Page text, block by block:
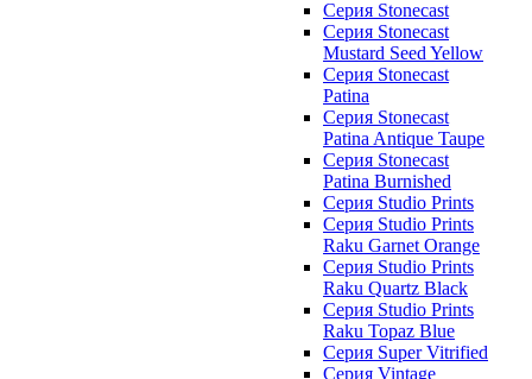
Серия Stonecast
Серия Stonecast
Mustard Seed Yellow
Серия Stonecast
Patina
Серия Stonecast
Patina Antique Taupe
Серия Stonecast
Patina Burnished
Серия Studio Prints
Серия Studio Prints
Raku Garnet Orange
Серия Studio Prints
Raku Quartz Black
Серия Studio Prints
Raku Topaz Blue
Серия Super Vitrified
Серия Vintage